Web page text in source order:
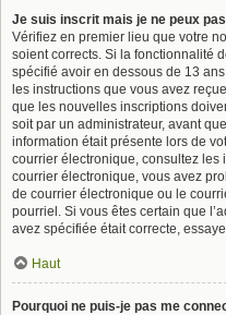
Je suis inscrit mais je ne peux
Vérifiez en premier lieu que votre
soient corrects. Si la fonctionnalité
spécifié avoir en dessous de 13
les instructions que vous avez
que les nouvelles inscriptions
soit par un administrateur, avant
information était présente lors de
courrier électronique, consultez les
courrier électronique, vous avez
de courrier électronique ou le
pourriel. Si vous êtes certain que
avez spécifiée était correcte,
Haut
Pourquoi ne puis-je pas me